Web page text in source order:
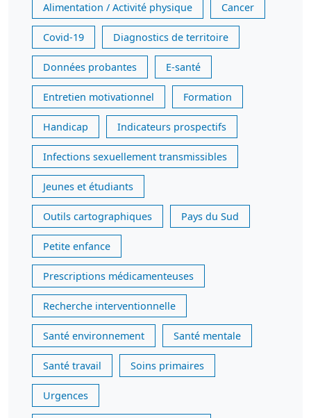
Alimentation / Activité physique Cancer
Covid-19 Diagnostics de territoire
Données probantes E-santé
Entretien motivationnel Formation
Handicap Indicateurs prospectifs
Infections sexuellement transmissibles
Jeunes et étudiants
Outils cartographiques Pays du Sud
Petite enfance
Prescriptions médicamenteuses
Recherche interventionnelle
Santé environnement Santé mentale
Santé travail Soins primaires
Urgences